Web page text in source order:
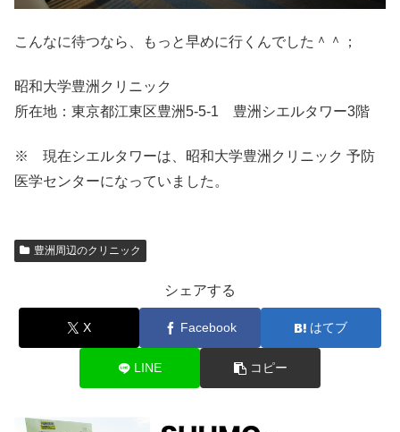
こんなに待つなら、もっと早めに行くんでした＾＾；
昭和大学豊洲クリニック
所在地：東京都江東区豊洲5-5-1 豊洲シエルタワー3階
※ 現在シエルタワーは、昭和大学豊洲クリニック 予防
医学センターになっていました。
豊洲周辺のクリニック
シェアする
X Facebook はてブ
LINE コピー